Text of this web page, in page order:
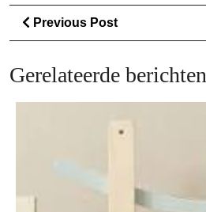
Berichtnavigatie
Previous PostPrevious
Post
Gerelateerde berichten